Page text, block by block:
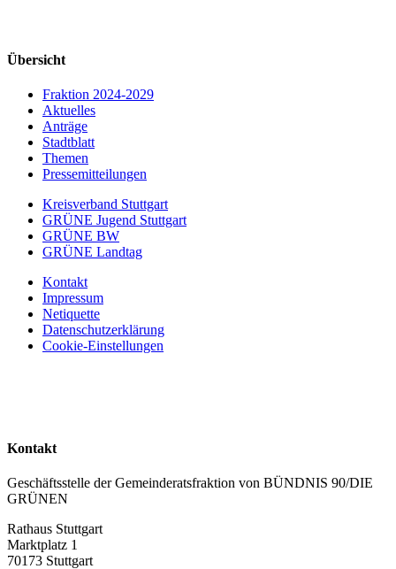
Übersicht
Fraktion 2024-2029
Aktuelles
Anträge
Stadtblatt
Themen
Pressemitteilungen
Kreisverband Stuttgart
GRÜNE Jugend Stuttgart
GRÜNE BW
GRÜNE Landtag
Kontakt
Impressum
Netiquette
Datenschutzerklärung
Cookie-Einstellungen
Kontakt
Geschäftsstelle der Gemeinderatsfraktion von BÜNDNIS 90/DIE
GRÜNEN
Rathaus Stuttgart
Marktplatz 1
70173 Stuttgart